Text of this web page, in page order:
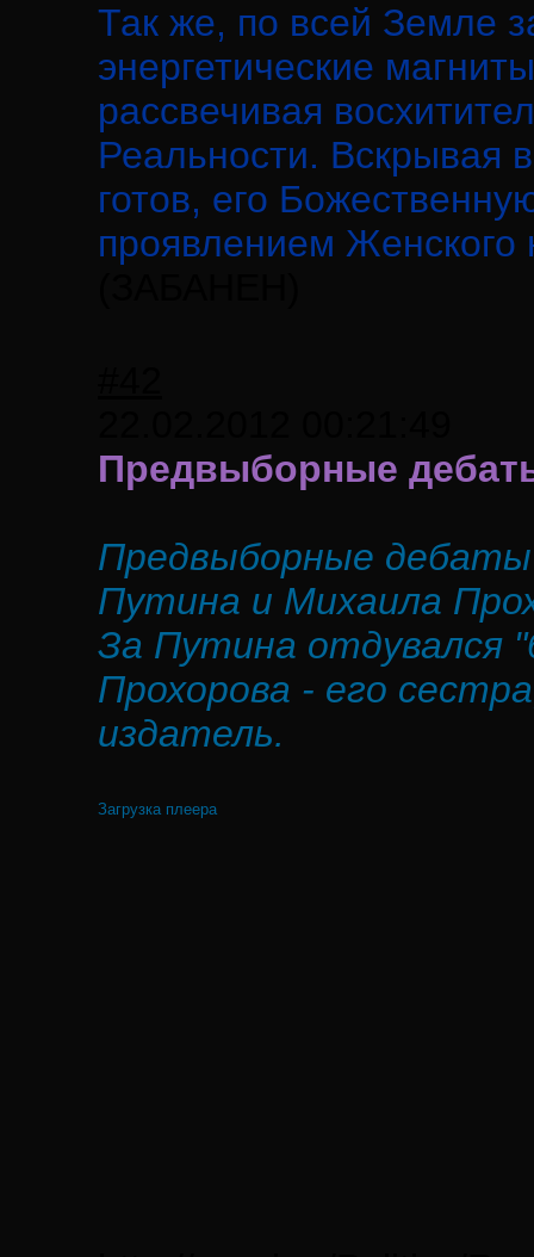
Так же, по всей Земле
энергетические
рассвечивая
Реальности. Вскрывая
готов, его
проявлением Женского
Предвыборные
Предвыборные
Путина и Михаила
За Путина отдувался
Прохорова - его
издатель.
Загрузка плеера